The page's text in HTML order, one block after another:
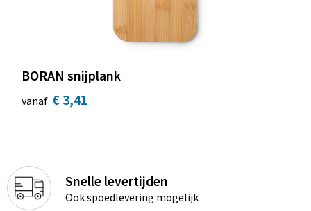
BORAN snijplank
vanaf € 3,41
Snelle levertijden
Ook spoedlevering mogelijk